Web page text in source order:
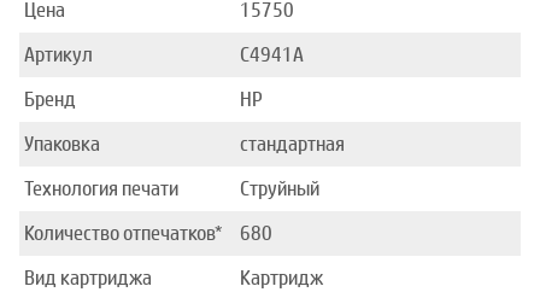
Цена
15750
Артикул
C4941A
Бренд
HP
Упаковка
стандартная
Технология печати
Струйный
Количество отпечатков*
680
Вид картриджа
Картридж